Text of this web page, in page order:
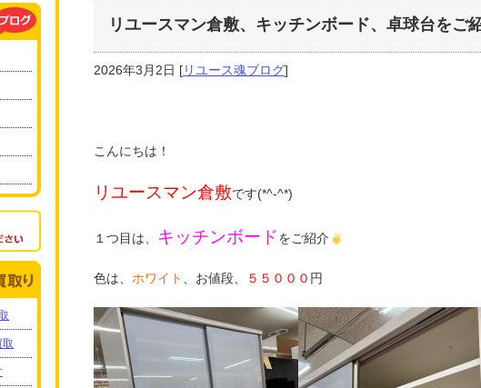
リユースマン倉敷、キッチンボード、卓球台をご
2026年3月2日 [リユース魂ブログ]
こんにちは！
リユースマン倉敷です(*^-^*)
１つ目は、 キッチンボードをご紹介
色は、 ホワイト 、お値段、 ５５０００ 円